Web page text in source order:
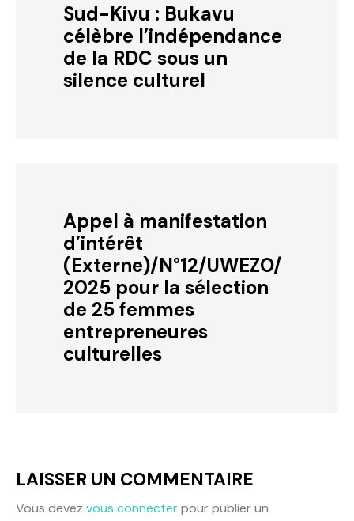
Sud-Kivu : Bukavu
célèbre l’indépendance
de la RDC sous un
silence culturel
Appel à manifestation
d’intérêt
(Externe)/N°12/UWEZO/
2025 pour la sélection
de 25 femmes
entrepreneures
culturelles
LAISSER UN COMMENTAIRE
Vous devez vous connecterpour publier un